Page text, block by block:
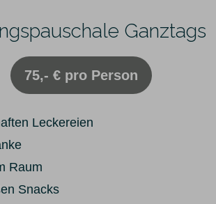
Ganztags
75,- € pro Person
Leckereien
Raum
Snacks